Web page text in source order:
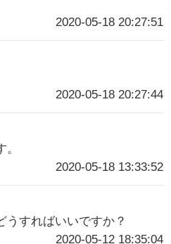
2020-05-18 20:27:51
2020-05-18 20:27:44
2020-05-18 13:33:52
うすればいいですか？
2020-05-12 18:35:04